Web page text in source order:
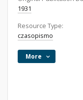
1931
Resource Type:
czasopismo
More